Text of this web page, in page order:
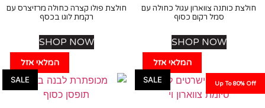
המלאי אזל
כותנה צווארון עגול כחולה עם
סמל רקום כסוף
SHOP NOW
המלאי אזל
חולצת פולו קצרה כחולה מרזיצרס עם
רקמת לוגו בכסף
SHOP NOW
SALE Up To
SALE